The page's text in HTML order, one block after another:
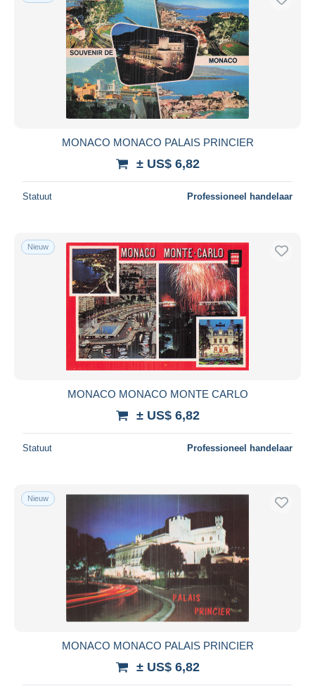
MONACO MONACO PALAIS PRINCIER
± US$ 6,82
Statuut Professioneel handelaar
Nieuw
MONACO MONACO MONTE CARLO
± US$ 6,82
Statuut Professioneel handelaar
Nieuw
MONACO MONACO PALAIS PRINCIER
± US$ 6,82